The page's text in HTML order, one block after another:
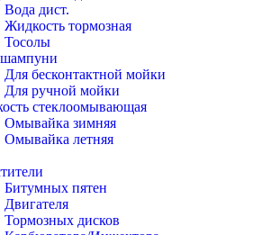
Вода дист.
Жидкость тормозная
Тосолы
Для бесконтактной мойки
Для ручной мойки
стеклоомывающая
Омывайка зимняя
Омывайка летняя
Битумных пятен
Двигателя
Тормозных дисков